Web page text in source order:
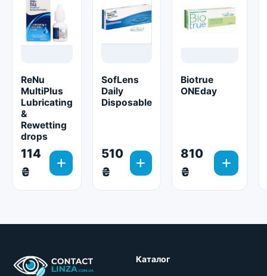
ReNu
MultiPlus
Lubricating
&
Rewetting
drops
114
₴
add
SofLens
Daily
Disposable
510
₴
add
Biotrue
ONEday
810
₴
add
Каталог